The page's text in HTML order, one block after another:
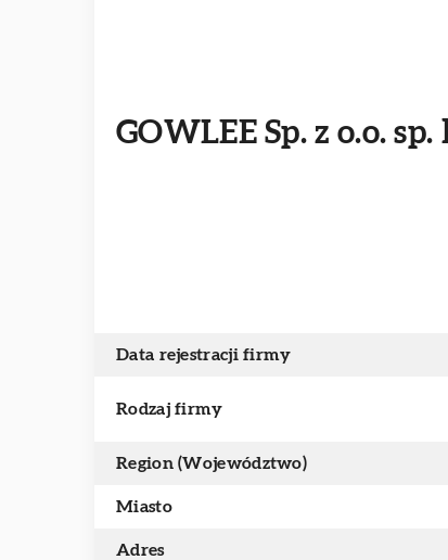
GOWLEE Sp. z o.o. sp.
Data rejestracji firmy
Rodzaj firmy
Region (Województwo)
Miasto
Adres